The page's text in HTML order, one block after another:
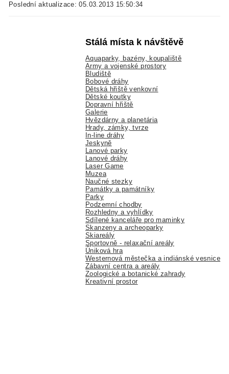
Poslední aktualizace: 05.03.2013 15:50:34
Stálá místa k návštěvě
Aquaparky, bazény, koupaliště
Army a vojenské prostory
Bludiště
Bobové dráhy
Dětská hřiště venkovní
Dětské koutky
Dopravní hřiště
Galerie
Hvězdárny a planetária
Hrady, zámky, tvrze
In-line dráhy
Jeskyně
Lanové parky
Lanové dráhy
Laser Game
Muzea
Naučné stezky
Památky a památníky
Parky
Podzemní chodby
Rozhledny a vyhlídky
Sdílené kanceláře pro maminky
Skanzeny a archeoparky
Skiareály
Sportovně - relaxační areály
Úniková hra
Westernová městečka a indiánské vesnice
Zábavní centra a areály
Zoologické a botanické zahrady
Kreativní prostor